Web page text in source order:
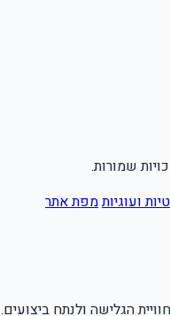
ועוגיותמפת אתר
הגלישה ולנתח ביצועים.